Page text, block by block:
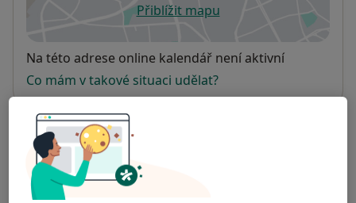
Přiblížit mapuse otevře v nové záložce
Dostupnost
Na této adrese online kalendář není aktivní
Co mám v takové situaci udělat?
Způsoby platby (soukromé návštěvy)
Na teto adrese lékař přijímá pacienty na pojišťovnu
Detaily